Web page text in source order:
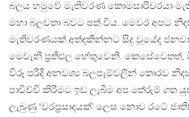
බලය හමුවේ මැතිවරණ කොමසාරිවරයා
මහා බලවතා බවට පත් විය. මෙවර අපට
මැතිවරණයක් අත්දකින්නට සිදු වූයේද
මෙවැනි ප්‍රතිඵල හේතුවෙනි.
විරූ පරිදි අනවශ්‍ය බලපෑම්වලින් තොරව
පාවිච්චි කිරීමට ඉඩ ලැබීම අප තේරුම් ගත
ලැබුණු ‘වරප්‍රසාදයක්’ ලෙස නොව රටේ